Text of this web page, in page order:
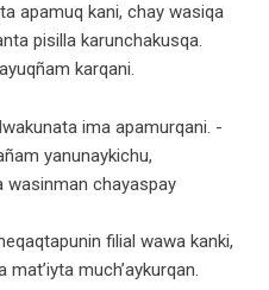
apamuq kani, chay wasiqa
pisilla karunchakusqa.
karqani.
ima apamurqani. -
yanunaykichu,
wasinman chayaspay
filial wawa kanki,
much’aykurqan.